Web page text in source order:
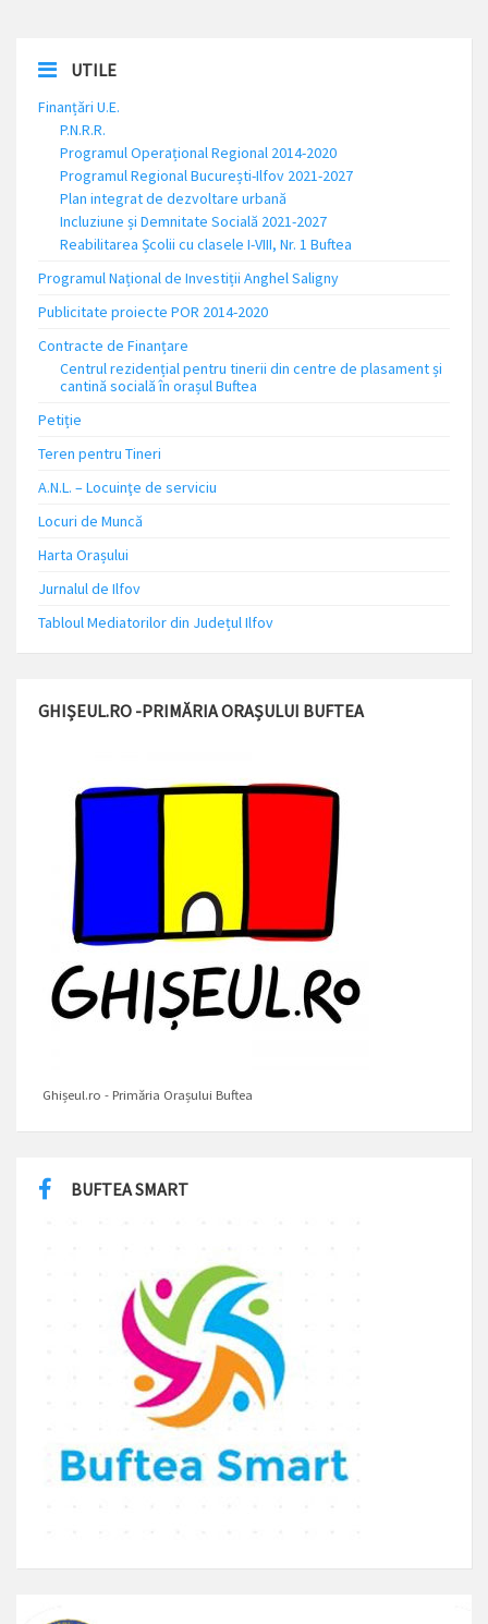
UTILE
Finanțări U.E.
P.N.R.R.
Programul Operațional Regional 2014-2020
Programul Regional București-Ilfov 2021-2027
Plan integrat de dezvoltare urbană
Incluziune și Demnitate Socială 2021-2027
Reabilitarea Școlii cu clasele I-VIII, Nr. 1 Buftea
Programul Național de Investiții Anghel Saligny
Publicitate proiecte POR 2014-2020
Contracte de Finanțare
Centrul rezidențial pentru tinerii din centre de plasament și
cantină socială în orașul Buftea
Petiție
Teren pentru Tineri
A.N.L. – Locuinţe de serviciu
Locuri de Muncă
Harta Orașului
Jurnalul de Ilfov
Tabloul Mediatorilor din Județul Ilfov
GHIȘEUL.RO -PRIMĂRIA ORAȘULUI BUFTEA
Ghișeul.ro - Primăria Orașului Buftea
BUFTEA SMART